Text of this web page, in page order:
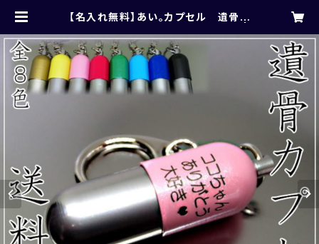
【名入れ無料】あい。カプセル 遺骨カ
takase1982